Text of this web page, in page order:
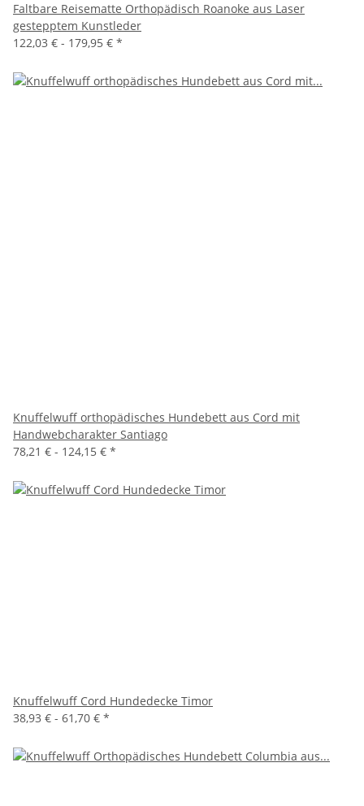
Faltbare Reisematte Orthopädisch Roanoke aus Laser
gestepptem Kunstleder
122,03 € - 179,95 € *
Knuffelwuff orthopädisches Hundebett aus Cord mit
Handwebcharakter Santiago
78,21 € - 124,15 € *
Knuffelwuff Cord Hundedecke Timor
38,93 € - 61,70 € *